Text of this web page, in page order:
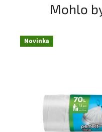
Mohlo
Novinka